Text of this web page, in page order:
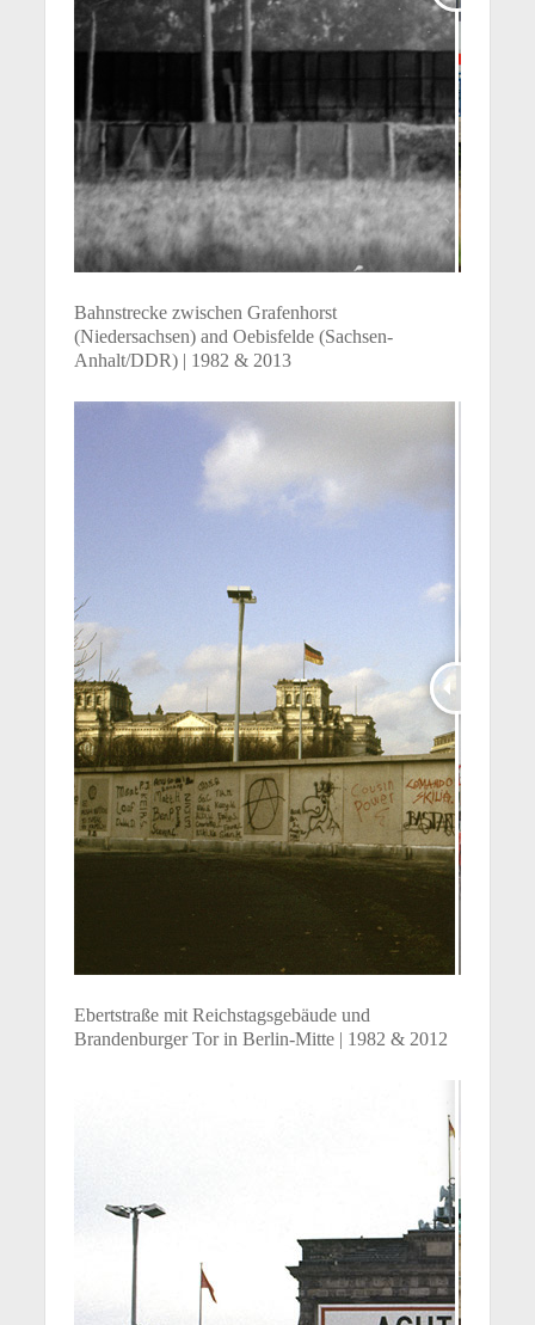
Bahnstrecke zwischen Grafenhorst
(Niedersachsen) and Oebisfelde (Sachsen-
Anhalt/DDR) | 1982 & 2013
Ebertstraße mit Reichstagsgebäude und
Brandenburger Tor in Berlin-Mitte | 1982 & 2012